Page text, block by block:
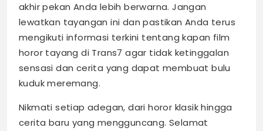
akhir pekan Anda lebih berwarna. Jangan
lewatkan tayangan ini dan pastikan Anda terus
mengikuti informasi terkini tentang kapan film
horor tayang di Trans7 agar tidak ketinggalan
sensasi dan cerita yang dapat membuat bulu
kuduk meremang.
Nikmati setiap adegan, dari horor klasik hingga
cerita baru yang mengguncang. Selamat